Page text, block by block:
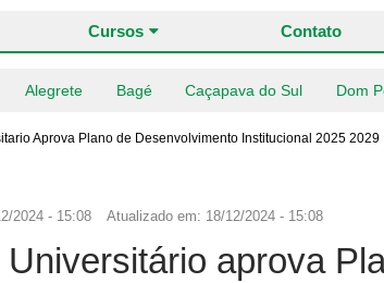
Cursos Contato
Alegrete Bagé Caçapava do Sul Dom
Aprova Plano de Desenvolvimento Institucional 2025 2029
2024 - 15:08 Atualizado em: 18/12/2024 - 15:08
aprova